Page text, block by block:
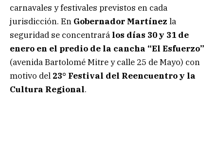
carnavales y festivales previstos en cada
jurisdicción. En Gobernador Martínez la
seguridad se concentrará los días 30 y 31 de
enero en el predio de la cancha “El Esfuerzo”
(avenida Bartolomé Mitre y calle 25 de Mayo) con
motivo del 23° Festival del Reencuentro y la
Cultura Regional.